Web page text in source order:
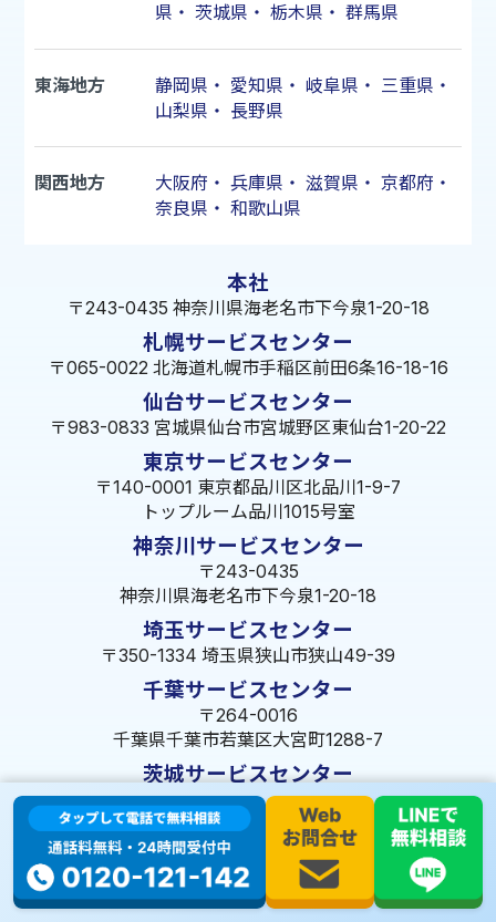
県 ・ 茨城県 ・ 栃木県 ・ 群馬県
東海地方 静岡県 ・ 愛知県 ・ 岐阜県 ・ 三重県 ・
山梨県 ・ 長野県
関西地方 大阪府 ・ 兵庫県 ・ 滋賀県 ・ 京都府 ・
奈良県 ・ 和歌山県
本社
〒243-0435 神奈川県海老名市下今泉1-20-18
札幌サービスセンター
〒065-0022 北海道札幌市手稲区前田6条16-18-16
仙台サービスセンター
〒983-0833 宮城県仙台市宮城野区東仙台1-20-22
東京サービスセンター
〒140-0001 東京都品川区北品川1-9-7
トップルーム品川1015号室
神奈川サービスセンター
〒243-0435
神奈川県海老名市下今泉1-20-18
埼玉サービスセンター
〒350-1334 埼玉県狭山市狭山49-39
千葉サービスセンター
〒264-0016
千葉県千葉市若葉区大宮町1288-7
茨城サービスセンター
〒309-1717 茨城県笠間市旭町322-2 102号
長野サービスセンター
〒380-0921 長野県長野市大字栗田653-141 皐月ビル
名古屋サービスセンター